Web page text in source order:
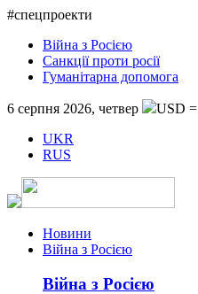
#спецпроекти
Війна з Росією
Санкції проти росії
Гуманітарна допомога
6 серпня 2026, четвер USD
UKR
RUS
Новини
Війна з Росією
Війна з Росією